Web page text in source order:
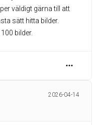
väldigt gärna till att
sätt hitta bilder.
bilder.
2026-04-14